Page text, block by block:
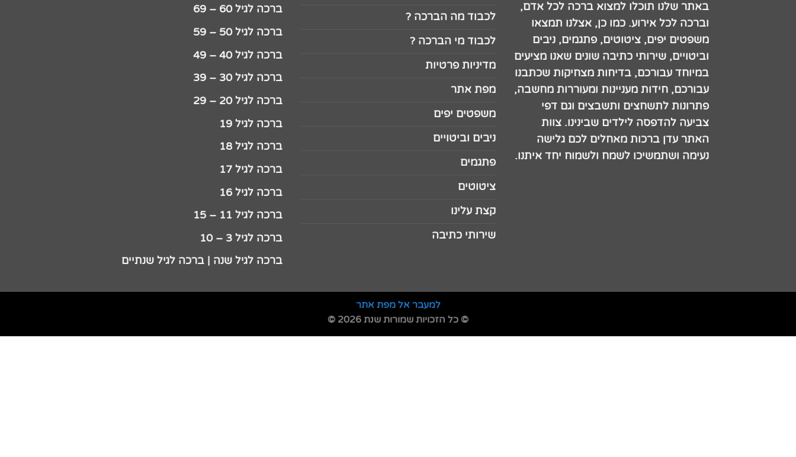
באתר שלנו תוכלו למצוא ברכה לכל אדם,
וברכה לכל אירוע. כמו כן, אצלנו תמצאו
משפטים יפים, ציטוטים, פתגמים, ניבים
וביטויים, שירותי כתיבה שונים שאנו מציעים
במיוחד עבורכם, בדיחות מצחיקות שכתבנו
עבורכם, חידות מעניינות ומעוררות מחשבה,
פתרונות לתשחצים ותשבצים וגם דפי
צביעה להדפסה לילדים שבינינו. צוות
האתר עדן ברכות מאחלים לכם גלישה
נעימה ושתמשיכו לשמח ולשמוח יחד איתנו.
לכבוד מה הברכה ?
לכבוד מי הברכה ?
מדיניות פרטיות
מפת אתר
משפטים יפים
ניבים וביטויים
פתגמים
ציטוטים
קצת עלינו
שירותי כתיבה
ברכה לגיל 60 – 69
ברכה לגיל 50 – 59
ברכה לגיל 40 – 49
ברכה לגיל 30 – 39
ברכה לגיל 20 – 29
ברכה לגיל 19
ברכה לגיל 18
ברכה לגיל 17
ברכה לגיל 16
ברכה לגיל 11 – 15
ברכה לגיל 3 – 10
ברכה לגיל שנה | ברכה לגיל שנתיים
למעבר אל מפת אתר
© כל הזכויות שמורות שנת 2026 ©